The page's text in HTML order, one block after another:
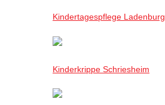
Kindertagespflege Ladenburg
Kinderkrippe Schriesheim